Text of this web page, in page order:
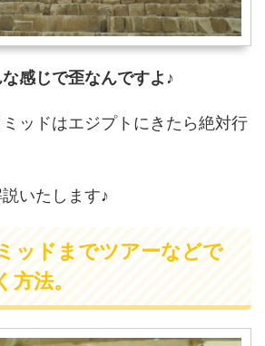
感じで歪なんですよ♪
ッドはエジプトにきたら絶対行
いたします♪
ッドまでツアーなどで
法。